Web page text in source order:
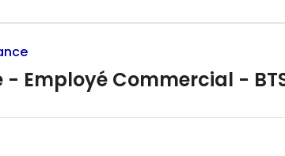
Employé Commercial -